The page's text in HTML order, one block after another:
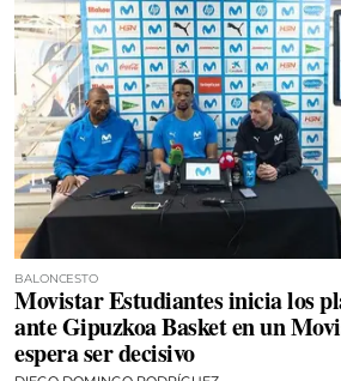
BALONCESTO
Movistar Estudiantes inicia los
ante Gipuzkoa Basket en un
espera ser decisivo